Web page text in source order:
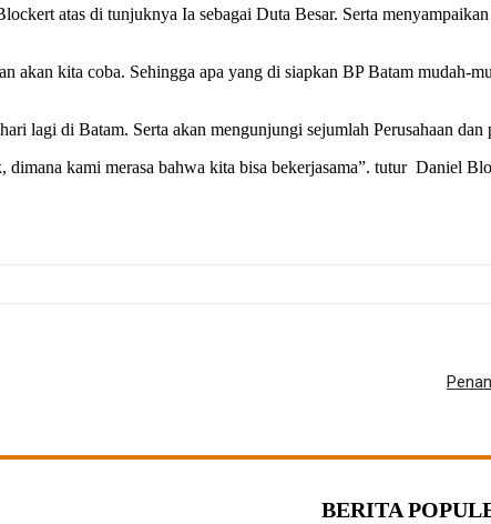
atas di tunjuknya Ia sebagai Duta Besar. Serta
kita coba. Sehingga apa yang di siapkan BP Batam mudah-
lagi di Batam. Serta akan mengunjungi sejumlah Perusahaan dan
kami merasa bahwa kita bisa bekerjasama”. tutur Daniel
BERITA